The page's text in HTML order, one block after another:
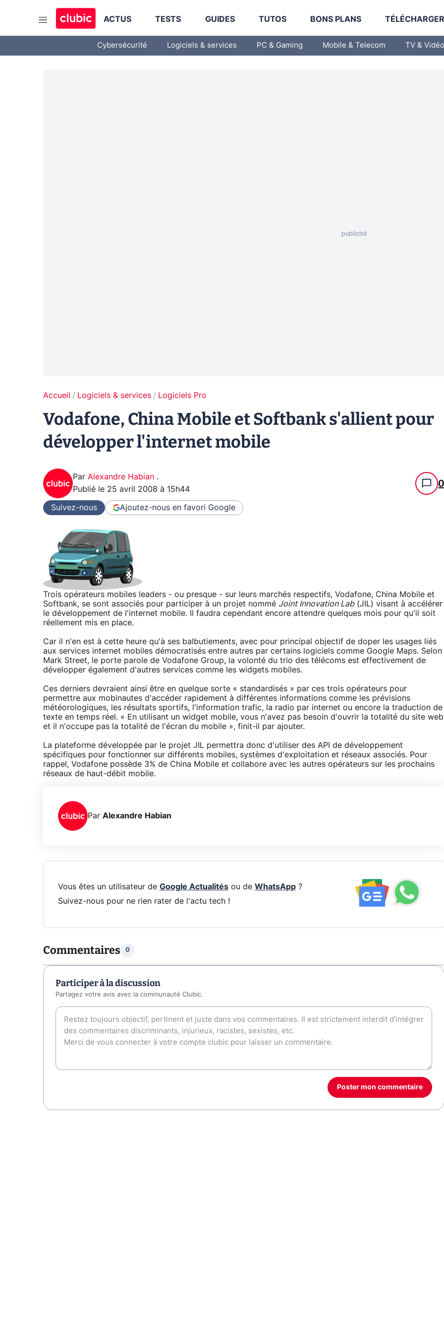
ACTUS TESTS GUIDES TUTOS BONS PLANS
Cybersécurité Logiciels & services PC & Gaming Mobile & Telecom TV & Vidéo
Accueil Logiciels & services Logiciels Pro
Vodafone, China Mobile et Softbank s'allient pour
développer l'internet mobile
Par Alexandre Habian .
Publié le 25 avril 2008 à 15h44 0
Suivez-nous Ajoutez-nous en favori Google
Trois opérateurs mobiles leaders - ou presque - sur leurs marchés respectifs, Vodafone, China Mobile et
Softbank, se sont associés pour participer à un projet nommé Joint Innovation Lab(JIL) visant à accélérer
le développement de l'internet mobile. Il faudra cependant encore attendre quelques mois pour qu'il soit
réellement mis en place.
Car il n'en est à cette heure qu'à ses balbutiements, avec pour principal objectif de doper les usages liés
aux services internet mobiles démocratisés entre autres par certains logiciels comme Google Maps. Selon
Mark Street, le porte parole de Vodafone Group, la volonté du trio des télécoms est effectivement de
développer également d'autres services comme les widgets mobiles.
Ces derniers devraient ainsi être en quelque sorte « standardisés » par ces trois opérateurs pour
permettre aux mobinautes d'accéder rapidement à différentes informations comme les prévisions
météorologiques, les résultats sportifs, l'information trafic, la radio par internet ou encore la traduction de
texte en temps réel. « En utilisant un widget mobile, vous n'avez pas besoin d'ouvrir la totalité du site web
et il n'occupe pas la totalité de l'écran du mobile », finit-il par ajouter.
La plateforme développée par le projet JIL permettra donc d'utiliser des API de développement
spécifiques pour fonctionner sur différents mobiles, systèmes d'exploitation et réseaux associés. Pour
rappel, Vodafone possède 3% de China Mobile et collabore avec les autres opérateurs sur les prochains
réseaux de haut-débit mobile.
Par Alexandre Habian
Vous êtes un utilisateur de Google Actualitésou de WhatsApp?
Suivez-nous pour ne rien rater de l'actu tech !
Commentaires 0
Participer à la discussion
Partagez votre avis avec la communauté Clubic.
Poster mon commentaire